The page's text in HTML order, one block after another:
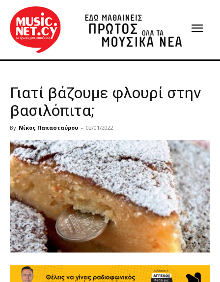
Γιατί βάζουμε φλουρί στην
βασιλόπιτα;
By Νίκος Παπασταύρου - 02/01/2022